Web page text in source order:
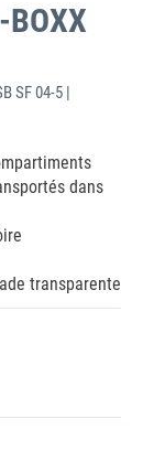
SF 04-5 |
dans
transparente